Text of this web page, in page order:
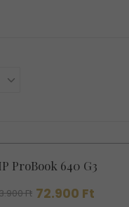
ProBook 640 G3
Ft 72.900 Ft